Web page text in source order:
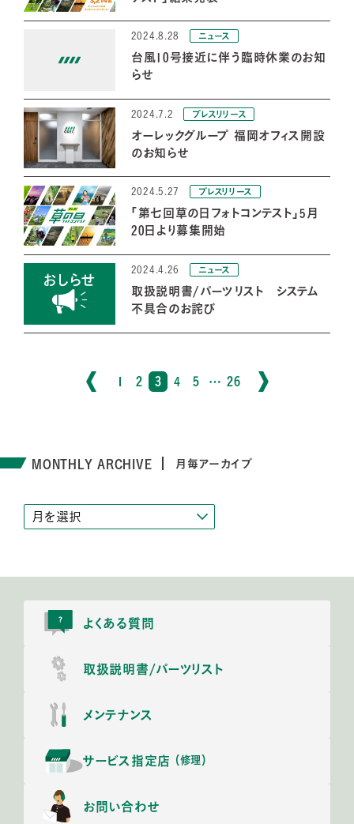
2024.8.28 ニュース
台風10号接近に伴う臨時休業のお知
らせ
2024.7.2 プレスリリース
オーレックグループ 福岡オフィス開設
のお知らせ
2024.5.27 プレスリリース
「第七回草の日フォトコンテスト」5月
20日より募集開始
2024.4.26 ニュース
取扱説明書/パーツリスト システム
不具合のお詫び
1 2 3 4 5 … 26
MONTHLY ARCHIVE 月毎アーカイブ
よくある質問
取扱説明書/パーツリスト
メンテナンス
サービス指定店 （修理）
お問い合わせ